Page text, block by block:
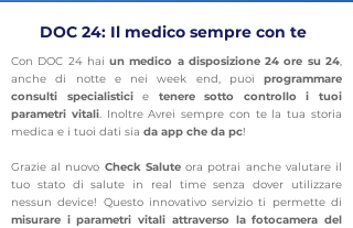
DOC 24: Il medico sempre con te
Con DOC 24 haiun medico a disposizione 24 ore su 24,
anche di notte e nei week end, puoi programmare
consulti specialisticie tenere sotto controllo i tuoi
parametri vitali. Inoltre Avrei sempre con te la tua storia
medica e i tuoi dati sia da app che da pc!
Grazie al nuovo Check Saluteora potrai anche valutare il
tuo stato di salute in real time senza dover utilizzare
nessun device! Questo innovativo servizio ti permette di
misurare i parametri vitali attraverso la fotocamera del